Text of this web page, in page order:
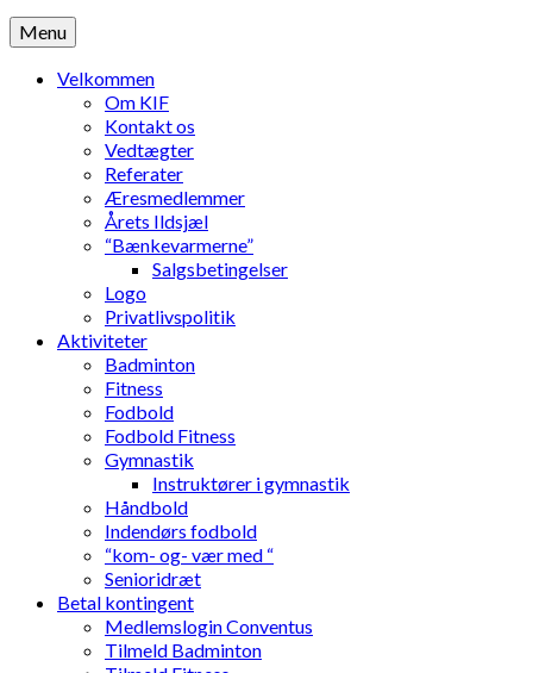
Menu
Velkommen
Om KIF
Kontakt os
Vedtægter
Referater
Æresmedlemmer
Årets Ildsjæl
“Bænkevarmerne”
Salgsbetingelser
Logo
Privatlivspolitik
Aktiviteter
Badminton
Fitness
Fodbold
Fodbold Fitness
Gymnastik
Instruktører i gymnastik
Håndbold
Indendørs fodbold
“kom- og- vær med “
Senioridræt
Betal kontingent
Medlemslogin Conventus
Tilmeld Badminton